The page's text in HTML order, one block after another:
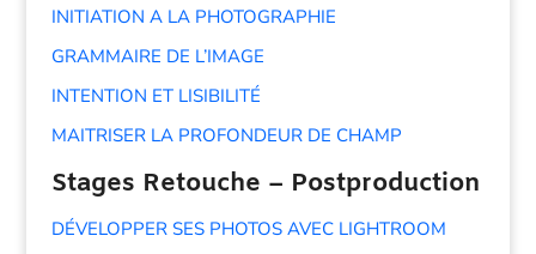
INITIATION A LA PHOTOGRAPHIE
GRAMMAIRE DE L’IMAGE
INTENTION ET LISIBILITÉ
MAITRISER LA PROFONDEUR DE CHAMP
Stages Retouche – Postproduction
DÉVELOPPER SES PHOTOS AVEC LIGHTROOM